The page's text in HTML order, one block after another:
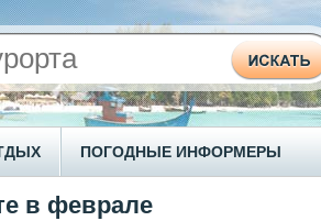
ПОГОДНЫЕ ИНФОРМЕРЫ
в феврале